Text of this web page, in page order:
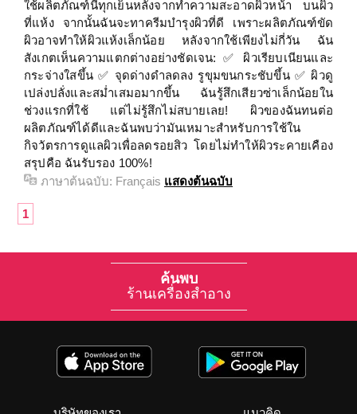
ใช้ผลิตภัณฑ์นี้ทุกเย็นหลังจากทำความสะอาดผิวหน้า บนผิว
ที่แห้ง จากนั้นฉันจะทาครีมบำรุงผิวที่ดี เพราะผลิตภัณฑ์ขัด
ผิวอาจทำให้ผิวแห้งเล็กน้อย หลังจากใช้เพียงไม่กี่วัน ฉัน
สังเกตเห็นความแตกต่างอย่างชัดเจน: ✅ ผิวเรียบเนียนและ
กระจ่างใสขึ้น ✅ จุดด่างดำลดลง รูขุมขนกระชับขึ้น ✅ ผิวดู
เปล่งปลั่งและสม่ำเสมอมากขึ้น ฉันรู้สึกเสียวซ่าเล็กน้อยใน
ช่วงแรกที่ใช้ แต่ไม่รู้สึกไม่สบายเลย! ผิวของฉันทนต่อ
ผลิตภัณฑ์ได้ดีและฉันพบว่ามันเหมาะสำหรับการใช้ใน
กิจวัตรการดูแลผิวเพื่อลดรอยสิว โดยไม่ทำให้ผิวระคายเคือง
สรุปคือ ฉันรับรอง 100%!
ภาษาต้นฉบับ: Français แสดงต้นฉบับ
1
ค้นพบ
ร้านเครื่องสำอาง